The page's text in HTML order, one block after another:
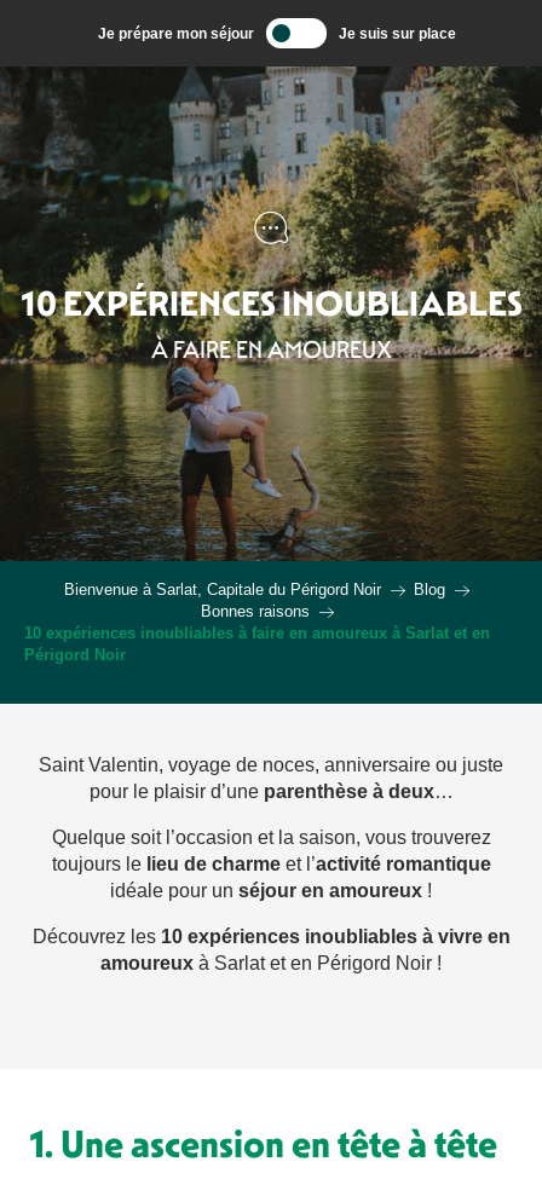
contenu
principal
Je prépare mon séjour Je suis sur place
10 EXPÉRIENCES INOUBLIABLES
À FAIRE EN AMOUREUX
Bienvenue à Sarlat, Capitale du Périgord Noir
Blog
Bonnes raisons
10 expériences inoubliables à faire en amoureux à Sarlat et en
Périgord Noir
Saint Valentin, voyage de noces, anniversaire ou juste
pour le plaisir d’une parenthèse à deux…
Quelque soit l’occasion et la saison, vous trouverez
toujours le lieu de charmeet l’activité romantique
idéale pour un séjour en amoureux !
Découvrez les 10 expériences inoubliables à vivre en
amoureux à Sarlat et en Périgord Noir !
1. Une ascension en tête à tête